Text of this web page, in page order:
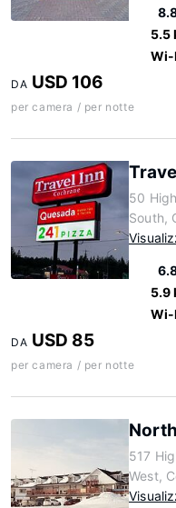
5.5
Wi-
DA USD 106
per camera / per notte
50
South,
5.9
Wi-
DA USD 85
per camera / per notte
517
West,